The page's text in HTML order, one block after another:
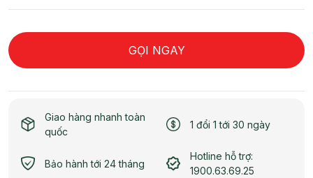
GỌI NGAY
Giao hàng nhanh toàn
quốc
1 đổi 1 tới 30 ngày
Bảo hành tới 24 tháng
Hotline hỗ trợ:
1900.63.69.25